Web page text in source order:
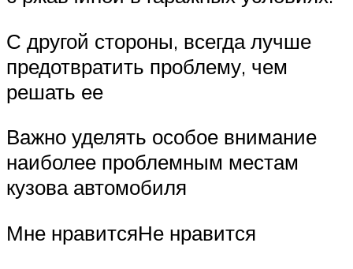
С другой стороны, всегда лучше
предотвратить проблему, чем
решать ее
Важно уделять особое внимание
наиболее проблемным местам
кузова автомобиля
Мне нравитсяНе нравится